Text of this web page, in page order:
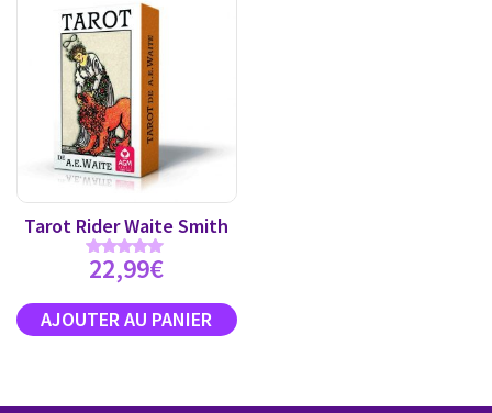
Tarot Rider Waite Smith
Note
4.89
22,99€